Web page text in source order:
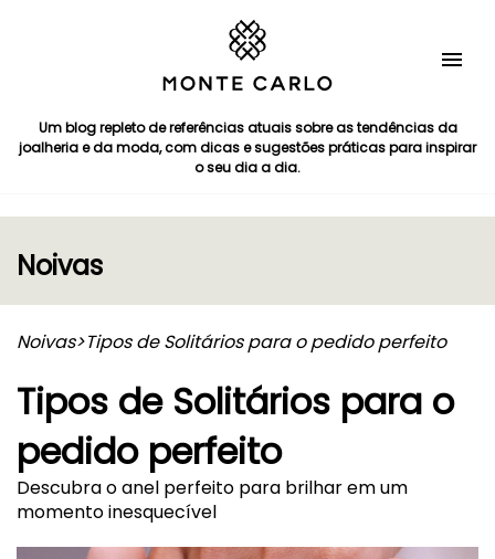
Um blog repleto de referências atuais sobre as tendências da
joalheria e da moda, com dicas e sugestões práticas para inspirar
o seu dia a dia.
Noivas
Noivas>Tipos de Solitários para o pedido perfeito
Tipos de Solitários para o
pedido perfeito
Descubra o anel perfeito para brilhar em um
momento inesquecível